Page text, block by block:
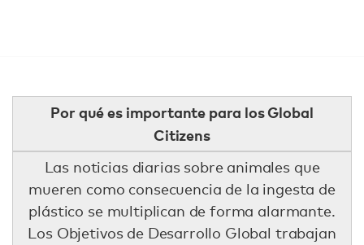
Por qué es importante para los Global
Citizens
Las noticias diarias sobre animales que
mueren como consecuencia de la ingesta de
plástico se multiplican de forma alarmante.
Los Objetivos de Desarrollo Global trabajan